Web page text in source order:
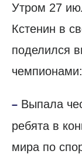
Утром 27
Кстенин в
поделился
чемпионами:
– Выпала
ребята в
мира по